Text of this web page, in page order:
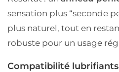
sensation plus “seconde
plus naturel, tout en
robuste pour un usage
Compatibilité